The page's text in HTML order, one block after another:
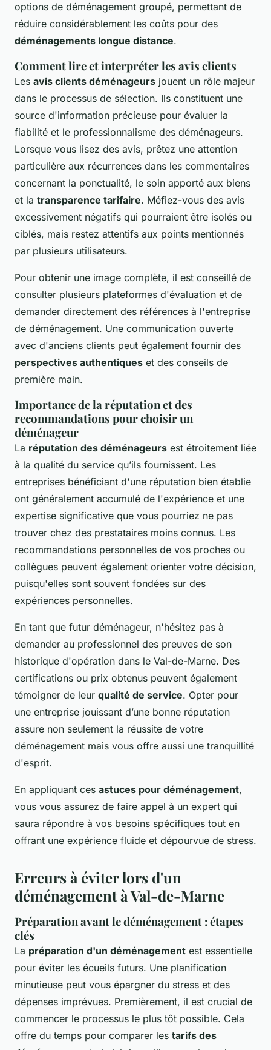
options de déménagement groupé, permettant de
réduire considérablement les coûts pour des
déménagements longue distance.
Comment lire et interpréter les avis clients
Les avis clients déménageurs jouent un rôle majeur
dans le processus de sélection. Ils constituent une
source d'information précieuse pour évaluer la
fiabilité et le professionnalisme des déménageurs.
Lorsque vous lisez des avis, prêtez une attention
particulière aux récurrences dans les commentaires
concernant la ponctualité, le soin apporté aux biens
et la transparence tarifaire. Méfiez-vous des avis
excessivement négatifs qui pourraient être isolés ou
ciblés, mais restez attentifs aux points mentionnés
par plusieurs utilisateurs.
Pour obtenir une image complète, il est conseillé de
consulter plusieurs plateformes d'évaluation et de
demander directement des références à l'entreprise
de déménagement. Une communication ouverte
avec d'anciens clients peut également fournir des
perspectives authentiques et des conseils de
première main.
Importance de la réputation et des
recommandations pour choisir un
déménageur
La réputation des déménageurs est étroitement liée
à la qualité du service qu’ils fournissent. Les
entreprises bénéficiant d'une réputation bien établie
ont généralement accumulé de l'expérience et une
expertise significative que vous pourriez ne pas
trouver chez des prestataires moins connus. Les
recommandations personnelles de vos proches ou
collègues peuvent également orienter votre décision,
puisqu'elles sont souvent fondées sur des
expériences personnelles.
En tant que futur déménageur, n'hésitez pas à
demander au professionnel des preuves de son
historique d'opération dans le Val-de-Marne. Des
certifications ou prix obtenus peuvent également
témoigner de leur qualité de service. Opter pour
une entreprise jouissant d’une bonne réputation
assure non seulement la réussite de votre
déménagement mais vous offre aussi une tranquillité
d'esprit.
En appliquant ces astuces pour déménagement,
vous vous assurez de faire appel à un expert qui
saura répondre à vos besoins spécifiques tout en
offrant une expérience fluide et dépourvue de stress.
Erreurs à éviter lors d'un
déménagement à Val-de-Marne
Préparation avant le déménagement : étapes
clés
La préparation d'un déménagement est essentielle
pour éviter les écueils futurs. Une planification
minutieuse peut vous épargner du stress et des
dépenses imprévues. Premièrement, il est crucial de
commencer le processus le plus tôt possible. Cela
offre du temps pour comparer les tarifs des